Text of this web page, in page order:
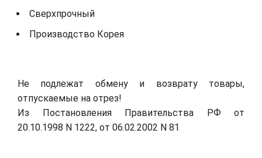
Сверхпрочный
Производство Корея
Не подлежат обмену и возврату товары,
отпускаемые на отрез!
Из Постановления Правительства РФ от
20.10.1998 N 1222, от 06.02.2002 N 81